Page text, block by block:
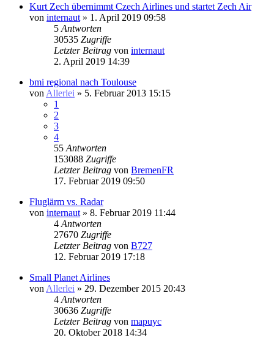
Kurt Zech übernimmt Czech Airlines und startet Zech Air
von internaut » 1. April 2019 09:58
5 Antworten
30535 Zugriffe
Letzter Beitrag von internaut
2. April 2019 14:39
bmi regional nach Toulouse
von Allerlei » 5. Februar 2013 15:15
1
2
3
4
55 Antworten
153088 Zugriffe
Letzter Beitrag von BremenFR
17. Februar 2019 09:50
Fluglärm vs. Radar
von internaut » 8. Februar 2019 11:44
4 Antworten
27670 Zugriffe
Letzter Beitrag von B727
12. Februar 2019 17:18
Small Planet Airlines
von Allerlei » 29. Dezember 2015 20:43
4 Antworten
30636 Zugriffe
Letzter Beitrag von mapuyc
20. Oktober 2018 14:34